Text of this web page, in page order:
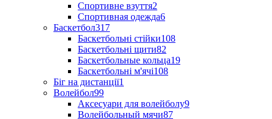
Спортивне взуття2
Спортивная одежда6
Баскетбол317
Баскетбольні стійки108
Баскетбольні щити82
Баскетбольные кольца19
Баскетбольні м'ячі108
Біг на дистанції1
Волейбол99
Аксесуари для волейболу9
Волейбольный мячи87